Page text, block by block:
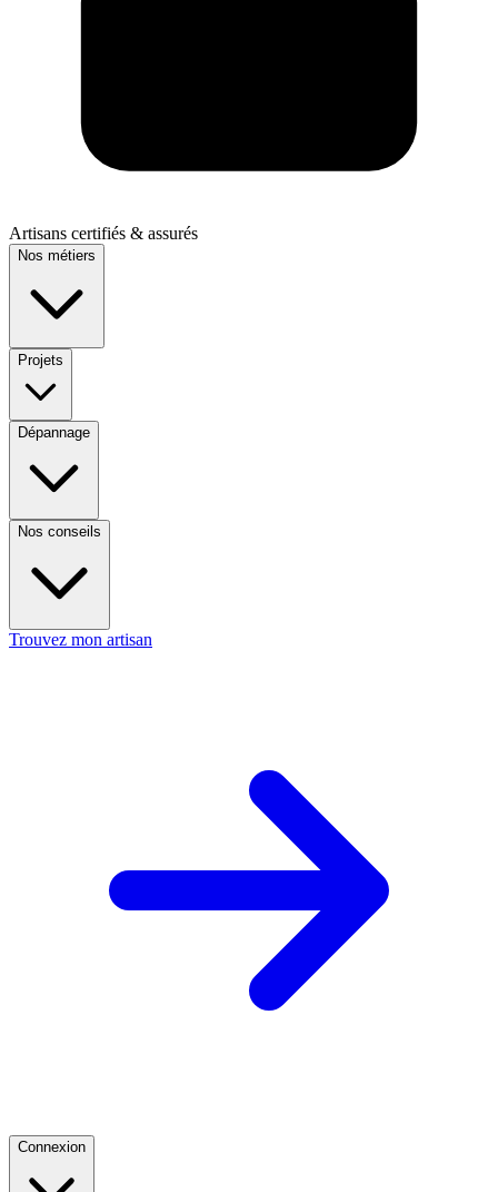
Artisans certifiés & assurés
Nos métiers
Projets
Dépannage
Nos conseils
Trouvez mon artisan
Connexion